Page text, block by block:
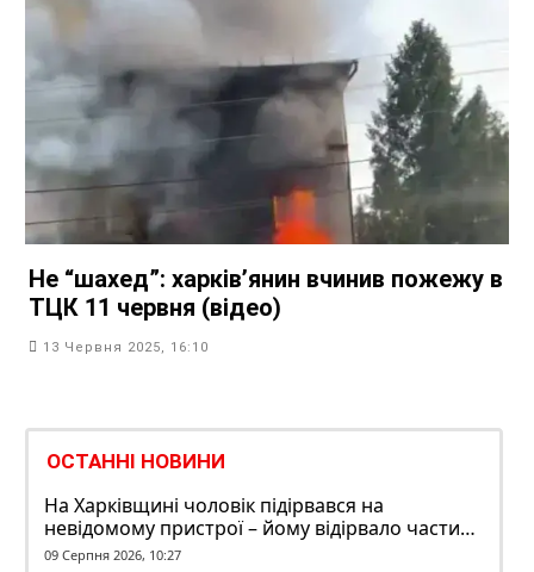
Не “шахед”: харків’янин вчинив пожежу в
ТЦК 11 червня (відео)
13 Червня 2025, 16:10
ОСТАННІ НОВИНИ
На Харківщині чоловік підірвався на
невідомому пристрої – йому відірвало частину
руки
09 Серпня 2026, 10:27